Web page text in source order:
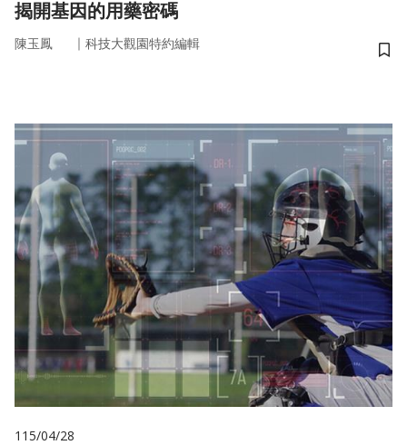
揭開基因的用藥密碼
陳玉鳳 ｜ 科技大觀園特約編輯
儲
115/04/28